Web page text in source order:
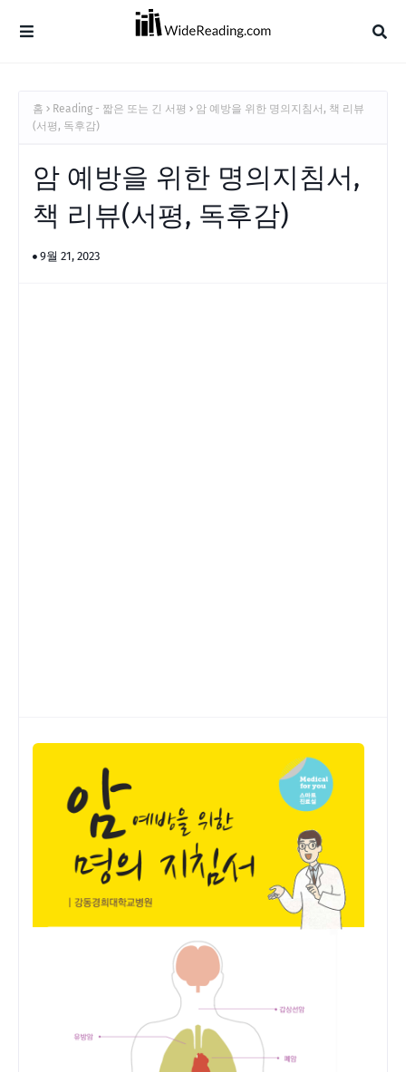
홈 Reading - 짧은 또는 긴 서평
암 예방을 위한 명의지침서, 책 리뷰
(서평, 독후감)
암 예방을 위한 명의지침서,
책 리뷰(서평, 독후감)
9월 21, 2023